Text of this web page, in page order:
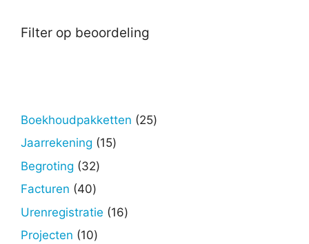
Filter op beoordeling
Boekhoudpakketten 2525
Jaarrekening 1515
Begroting 3232
Facturen 4040
producten
Urenregistratie 1616
Projecten 1010